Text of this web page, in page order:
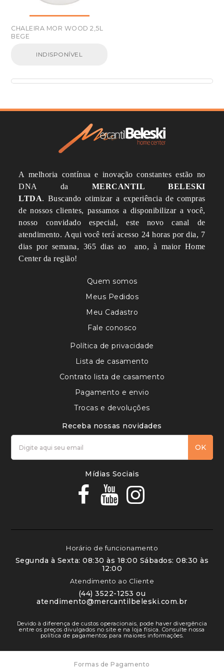
CHALEIRA MOR WOOD 2,5L
BEGE
INDISPONÍVEL
A melhoria contínua e inovação constantes estão no
DNA da MERCANTIL BELESKI
LTDA. Buscando otimizar a experiência de compras
de nossos clientes, passamos a disponibilizar a você,
nosso convidado especial, este novo canal de
atendimento. Aqui você terá acesso 24 horas por dia, 7
dias por semana, 365 dias ao ano, à maior Home
Center da região!
Quem somos
Meus Pedidos
Meu Cadastro
Fale conosco
Política de privacidade
Lista de casamento
Contrato lista de casamento
Pagamento e envio
Trocas e devoluções
Receba nossas novidades
OK
Mídias Sociais
Horário de funcionamento
Segunda à Sexta: 08:30 às 18:00 Sábados: 08:30 às
12:00
Atendimento ao Cliente
(44) 3522-1253 ou
atendimento@mercantilbeleski.com.br
Devido à diferença de custos operacionais, pode haver divergência
entre os preços divulgados no site e na loja física. Consulte nossa
política de pagamentos para maiores informações.
Formas de Pagamento